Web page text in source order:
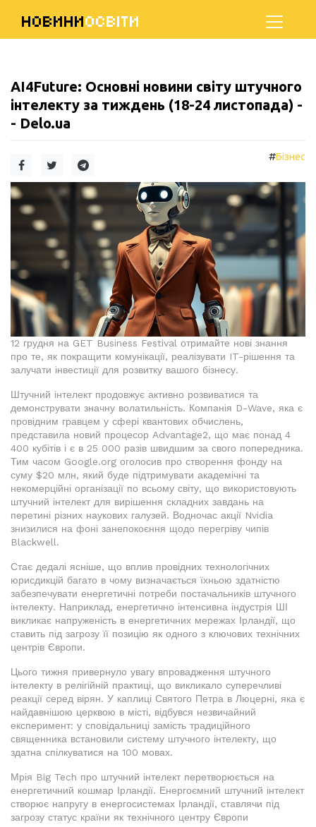
НОВИНИОСВІТИ
AI4Future: Основні новини світу штучного
інтелекту за тиждень (18-24 листопада) -
- Delo.ua
#Бізнес
12 грудня на GET Business Festival отримайте нові знання
про те, як покращити комунікації, реалізувати IT-рішення та
залучати інвестиції для розвитку вашого бізнесу.
Штучний інтелект продовжує активно розвиватися та
демонструвати значну волатильність. Компанія D-Wave, яка є
провідним гравцем у сфері квантових обчислень,
представила новий процесор Advantage2, що має понад 4
400 кубітів і є в 25 000 разів швидшим за свого попередника.
Тим часом Google.org оголосив про створення фонду на
суму $20 млн, який буде підтримувати академічні та
некомерційні організації по всьому світу, що використовують
штучний інтелект для вирішення складних завдань на
перетині різних наукових галузей. Водночас акції Nvidia
знизилися на фоні занепокоєння щодо перегріву чипів
Blackwell.
Стає дедалі ясніше, що вплив провідних технологічних
юрисдикцій багато в чому визначається їхньою здатністю
забезпечувати енергетичні потреби постачальників штучного
інтелекту. Наприклад, енергетично інтенсивна індустрія ШІ
викликає напруженість в енергетичних мережах Ірландії, що
ставить під загрозу її позицію як одного з ключових технічних
центрів Європи.
Цього тижня привернуло увагу впровадження штучного
інтелекту в релігійній практиці, що викликало суперечливі
реакції серед вірян. У каплиці Святого Петра в Люцерні, яка є
найдавнішою церквою в місті, відбувся незвичайний
експеримент: у сповідальниці замість традиційного
священника встановили систему штучного інтелекту, що
здатна спілкуватися на 100 мовах.
Мрія Big Tech про штучний інтелект перетворюється на
енергетичний кошмар Ірландії. Енергоємний штучний інтелект
створює напругу в енергосистемах Ірландії, ставлячи під
загрозу статус країни як технічного центру Європи